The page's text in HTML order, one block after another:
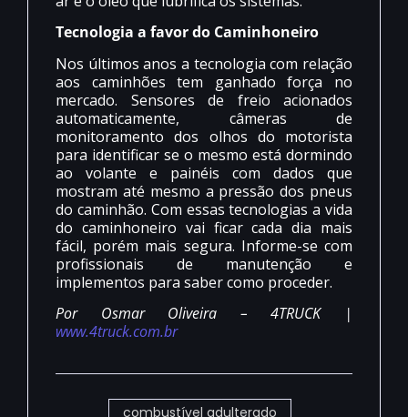
Tecnologia a favor do Caminhoneiro
Nos últimos anos a tecnologia com relação
aos caminhões tem ganhado força no
mercado. Sensores de freio acionados
automaticamente, câmeras de
monitoramento dos olhos do motorista
para identificar se o mesmo está dormindo
ao volante e painéis com dados que
mostram até mesmo a pressão dos pneus
do caminhão. Com essas tecnologias a vida
do caminhoneiro vai ficar cada dia mais
fácil, porém mais segura. Informe-se com
profissionais de manutenção e
implementos para saber como proceder.
Por Osmar Oliveira – 4TRUCK |
www.4truck.com.br
combustível adulterado